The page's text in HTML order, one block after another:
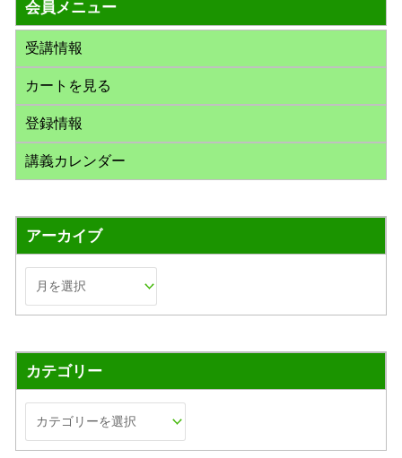
象
:
会員メニュー
受講情報
カートを見る
登録情報
講義カレンダー
アーカイブ
カテゴリー